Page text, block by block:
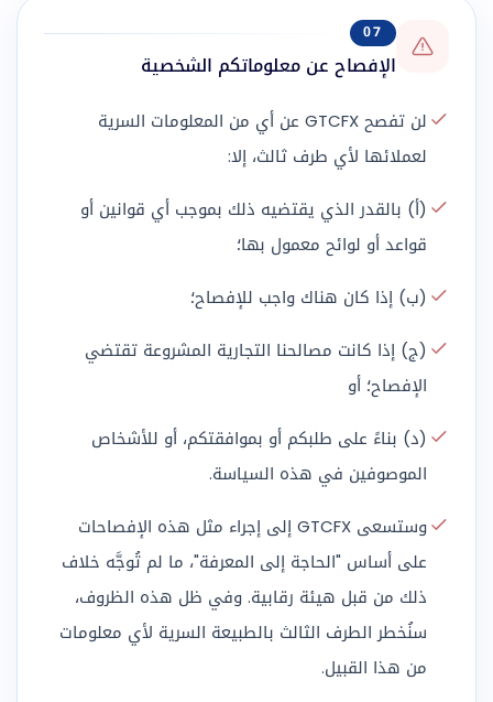
07
الإفصاح عن معلوماتكم الشخصية
لن تفصح GTCFX عن أي من المعلومات السرية
لعملائها لأي طرف ثالث، إلا:
(أ) بالقدر الذي يقتضيه ذلك بموجب أي قوانين أو
قواعد أو لوائح معمول بها؛
(ب) إذا كان هناك واجب للإفصاح؛
(ج) إذا كانت مصالحنا التجارية المشروعة تقتضي
الإفصاح؛ أو
(د) بناءً على طلبكم أو بموافقتكم، أو للأشخاص
الموصوفين في هذه السياسة.
وستسعى GTCFX إلى إجراء مثل هذه الإفصاحات
على أساس "الحاجة إلى المعرفة"، ما لم تُوجَّه خلاف
ذلك من قبل هيئة رقابية. وفي ظل هذه الظروف،
سنُخطر الطرف الثالث بالطبيعة السرية لأي معلومات
من هذا القبيل.